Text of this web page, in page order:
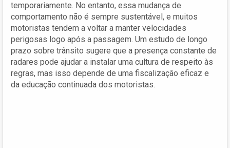
temporariamente. No entanto, essa mudança de
comportamento não é sempre sustentável, e muitos
motoristas tendem a voltar a manter velocidades
perigosas logo após a passagem. Um estudo de longo
prazo sobre trânsito sugere que a presença constante de
radares pode ajudar a instalar uma cultura de respeito às
regras, mas isso depende de uma fiscalização eficaz e
da educação continuada dos motoristas.